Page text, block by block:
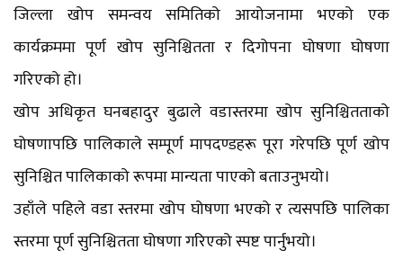
जिल्ला खोप समन्वय समितिको आयोजनामा भएको एक
कार्यक्रममा पूर्ण खोप सुनिश्चितता र दिगोपना घोषणा घोषणा
गरिएको हो।
खोप अधिकृत घनबहादुर बुढाले वडास्तरमा खोप सुनिश्चितताको
घोषणापछि पालिकाले सम्पूर्ण मापदण्डहरू पूरा गरेपछि पूर्ण खोप
सुनिश्चित पालिकाको रूपमा मान्यता पाएको बताउनुभयो।
उहाँले पहिले वडा स्तरमा खोप घोषणा भएको र त्यसपछि पालिका
स्तरमा पूर्ण सुनिश्चितता घोषणा गरिएको स्पष्ट पार्नुभयो।